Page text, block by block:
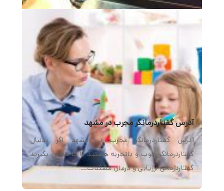
آدرس گفتاردرمانگر مجرب در مشهد
آدرس گفتاردرمانگر مجرب در مشهد اگر بدنبال
گفتاردرمانگر خوب و باتجربه هستید با ما تماس بگیرید
گفتاردرمانی ارزیابی و درمان مشکلات…